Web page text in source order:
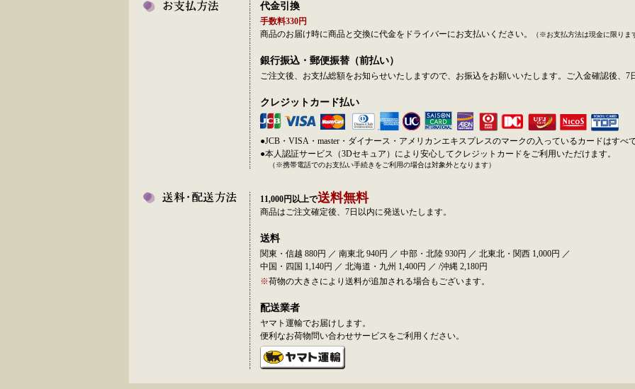
代金引換
手数料330円
商品のお届け時に商品と交換に代金をドライバーにお支払いください。
（※お支払方法は現金に限りま
銀行振込・郵便振替（前払い）
ご注文後、お支払総額をお知らせいたしますので、お振込をお願いいたします。ご入金確認後、7
クレジットカード払い
●JCB・VISA・master・ダイナース・アメリカンエキスプレスのマークの入っているカードはすべ
●本人認証サービス（3Dセキュア）により安心してクレジットカードをご利用いただけます。
（※携帯電話でのお支払い手続きをご利用の場合は対象外となります）
11,000円以上で送料無料
商品はご注文確定後、7日以内に発送いたします。
送料
関東・信越 880円 ／ 南東北 940円 ／ 中部・北陸 930円 ／ 北東北・関西 1,000円 ／
中国・四国 1,140円 ／ 北海道・九州 1,400円 ／ /沖縄 2,180円
※荷物の大きさにより送料が追加される場合もございます。
配送業者
ヤマト運輸でお届けします。
便利なお荷物問い合わせサービスをご利用ください。